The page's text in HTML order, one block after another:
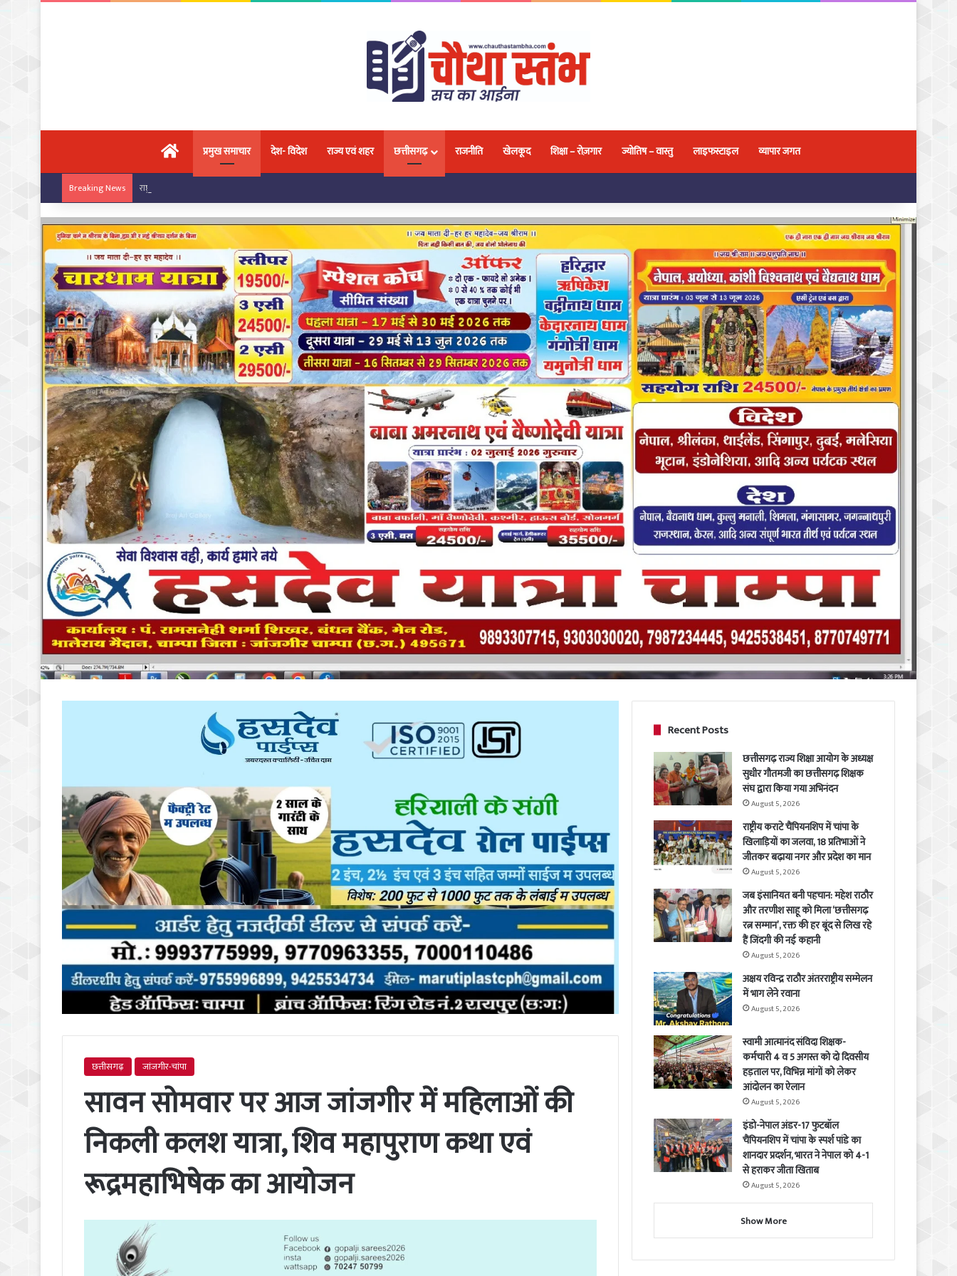
मुख्य पृष्ठप्रमुख समाचार देश- विदेश राज्य एवं शहर छत्तीसगढ़ राजनीति खेलकूद शिक्षा – रोज़गार ज्योतिष – वास्तु लाइफस्टाइल व्यापार जगत
Breaking News राष्ट्रीय कराटे चैंपियनशिप में चांपा के खिलाड़ियों का जलवा, 18 प्रतिभाओं ने जीतकर बढ़ाया नगर और प्रदेश का मान
छत्तीसगढ़ जांजगीर-चांपा
सावन सोमवार पर आज जांजगीर में महिलाओं की
निकली कलश यात्रा, शिव महापुराण कथा एवं
रूद्रमहाभिषेक का आयोजन
Recent Posts
छत्तीसगढ़ राज्य शिक्षा आयोग के अध्यक्ष
सुधीर गौतमजी का छत्तीसगढ़ शिक्षक
संघ द्वारा किया गया अभिनंदन
August 5, 2026
राष्ट्रीय कराटे चैंपियनशिप में चांपा के
खिलाड़ियों का जलवा, 18 प्रतिभाओं ने
जीतकर बढ़ाया नगर और प्रदेश का मान
August 5, 2026
जब इंसानियत बनी पहचान: महेश राठौर
और तरणीश साहू को मिला ‘छत्तीसगढ़
रत्न सम्मान’, रक्त की हर बूंद से लिख रहे
हैं जिंदगी की नई कहानी
August 5, 2026
अक्षय रविन्द्र राठौर अंतरराष्ट्रीय सम्मेलन
में भाग लेने रवाना
August 5, 2026
स्वामी आत्मानंद संविदा शिक्षक-
कर्मचारी 4 व 5 अगस्त को दो दिवसीय
हड़ताल पर, विभिन्न मांगों को लेकर
आंदोलन का ऐलान
August 5, 2026
इंडो-नेपाल अंडर-17 फुटबॉल
चैंपियनशिप में चांपा के स्पर्श पांडे का
शानदार प्रदर्शन, भारत ने नेपाल को 4-1
से हराकर जीता खिताब
August 5, 2026
Show More